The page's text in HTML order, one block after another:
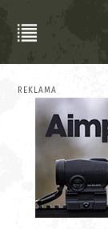
REKLAMA